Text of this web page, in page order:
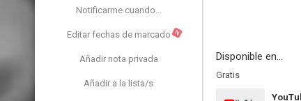
Notificarme cuando...
Editar fechas de marcado N
Añadir nota privada
Añadir a la lista/s
Disponible en...
Gratis